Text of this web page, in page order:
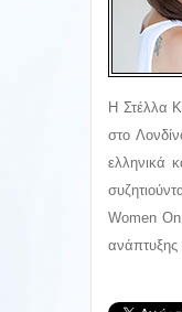
Η Στέλλα
στο
ελληνικά
Women
ανάπτυξης